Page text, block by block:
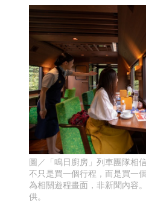
圖／「鳴日廚房」列車團隊相
不只是買一個行程，而是買一
為相關遊程畫面，非新聞內容
供。